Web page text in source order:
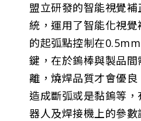
盟立研發的智能視覺
統，運用了智能化視
的起弧點控制在
鍵，在於鎢棒與製品
離，燒焊品質才會優
造成斷弧或是黏鎢等
器人及焊接機上的參